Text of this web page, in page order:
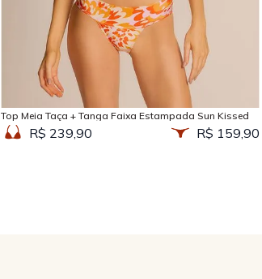
Adicionar na sacola
Top Meia Taça + Tanga Faixa Estampada Sun Kissed
R$ 239,90 R$ 159,90